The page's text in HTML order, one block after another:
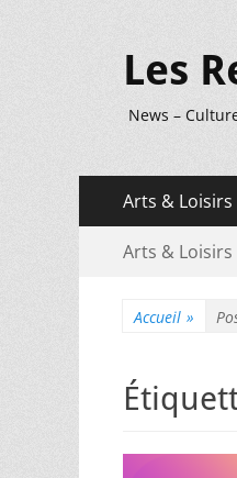
Les
News –
Menu
principal
contenu
Arts & Loisirs
Menu
Arts & Loisirs
Accueil »